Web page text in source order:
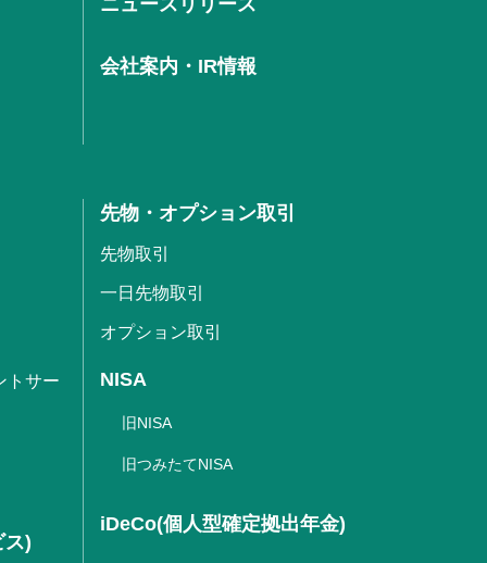
会社案内・IR情報
トサー
ス)
先物・オプション取引
先物取引
一日先物取引
オプション取引
NISA
旧NISA
旧つみたてNISA
iDeCo(個人型確定拠出年金)